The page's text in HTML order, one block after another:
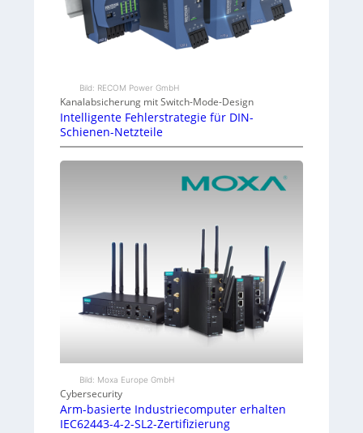
Bild: RECOM Power GmbH
Kanalabsicherung mit Switch-Mode-Design
Intelligente Fehlerstrategie für DIN-
Schienen-Netzteile
Bild: Moxa Europe GmbH
Cybersecurity
Arm-basierte Industriecomputer erhalten
IEC62443-4-2-SL2-Zertifizierung